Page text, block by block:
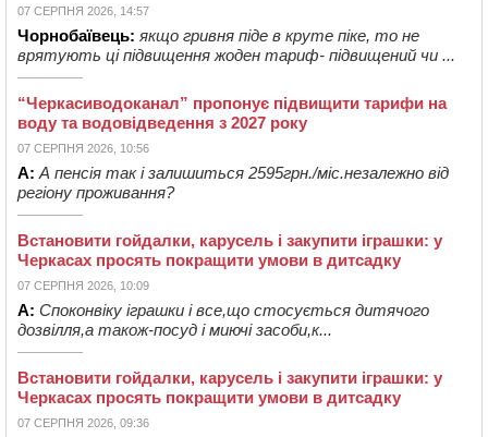
07 СЕРПНЯ 2026, 14:57
Чорнобаївець: якщо гривня піде в круте піке, то не
врятують ці підвищення жоден тариф- підвищений чи ...
“Черкасиводоканал” пропонує підвищити тарифи на
воду та водовідведення з 2027 року
07 СЕРПНЯ 2026, 10:56
А: А пенсія так і залишиться 2595грн./міс.незалежно від
регіону проживання?
Встановити гойдалки, карусель і закупити іграшки: у
Черкасах просять покращити умови в дитсадку
07 СЕРПНЯ 2026, 10:09
А: Споконвіку іграшки і все,що стосується дитячого
дозвілля,а також-посуд і миючі засоби,к...
Встановити гойдалки, карусель і закупити іграшки: у
Черкасах просять покращити умови в дитсадку
07 СЕРПНЯ 2026, 09:36